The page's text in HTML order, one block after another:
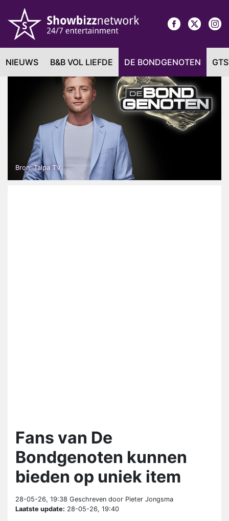
NIEUWS B&B VOL LIEFDE DE BONDGENOTEN
Bron: Talpa TV
Fans van De
Bondgenoten kunnen
bieden op uniek item
28-05-26, 19:38 Geschreven door Pieter Jongsma
Laatste update: 28-05-26, 19:40